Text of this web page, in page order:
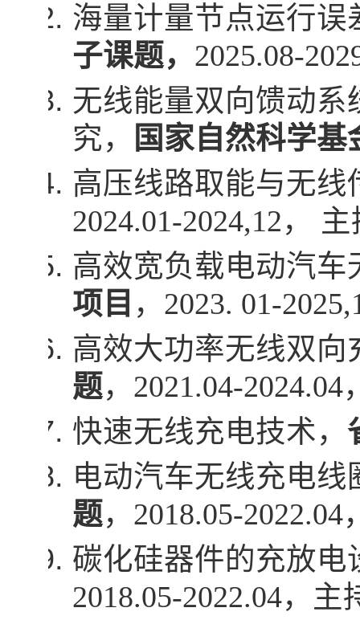
海量计量节点运行
子课题， 2025.08-
无线能量双向馈动
究，
国家自然科学基
高压线路取能与无
2024.01-2024,12， 主
高效宽负载电动汽
项目 ， 2023. 01-
高效大功率无线双
题， 2021.04-2024.04
快速无线充电技术，
电动汽车无线充电
题， 2018.05-2022.04
碳化硅器件的充放
2018.05-2022.04，主